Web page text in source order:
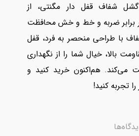
اگشل شفاف قفل دار مگنتی، از
برابر ضربه و خط و خش محافظت
با طراحی منحصر به فرد، قفل
بالا، خیال شما را از نگهداری
می‌کند. هم‌اکنون خرید کنید و
تجربه کنید!